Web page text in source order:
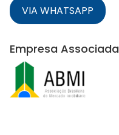
VIA WHATSAPP
Empresa Associada